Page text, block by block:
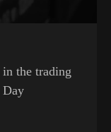
in the trading
Day